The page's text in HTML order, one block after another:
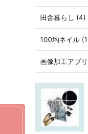
田舎暮らし (4)
100均ネイル
画像加工アプ